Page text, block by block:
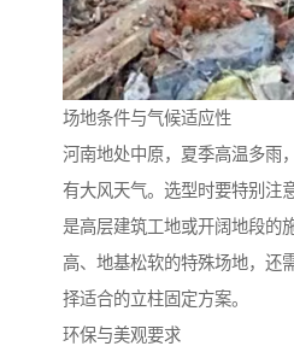
场地条件与气候适应性
河南地处中原，夏季高温多雨
有大风天气。选型时要特别注
是高层建筑工地或开阔地段的
高、地基松软的特殊场地，还
择适合的立柱固定方案。
环保与美观要求